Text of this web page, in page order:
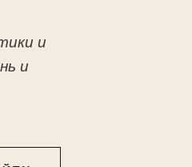
и
и